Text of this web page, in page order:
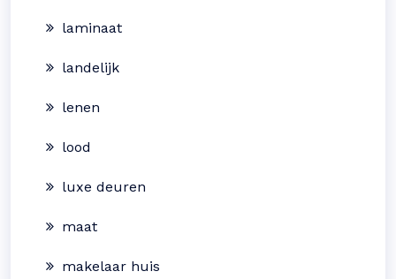
laminaat
landelijk
lenen
lood
luxe deuren
maat
makelaar huis